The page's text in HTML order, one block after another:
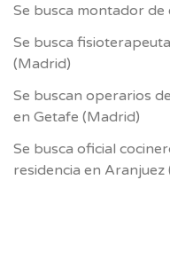
Se busca montador
Se busca
(Madrid)
Se buscan operarios
en Getafe (Madrid)
Se busca oficial
residencia en Aranjuez